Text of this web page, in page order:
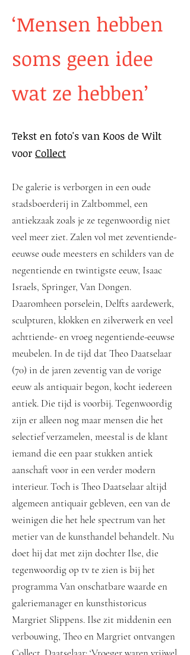
‘Mensen hebben
soms geen idee
wat ze hebben’
Tekst en foto's van Koos de Wilt
voor Collect
De galerie is verborgen in een oude
stadsboerderij in Zaltbommel, een
antiekzaak zoals je ze tegenwoordig niet
veel meer ziet. Zalen vol met zeventiende-
eeuwse oude meesters en schilders van de
negentiende en twintigste eeuw, Isaac
Israels, Springer, Van Dongen.
Daaromheen porselein, Delfts aardewerk,
sculpturen, klokken en zilverwerk en veel
achttiende- en vroeg negentiende-eeuwse
meubelen. In de tijd dat Theo Daatselaar
(70) in de jaren zeventig van de vorige
eeuw als antiquair begon, kocht iedereen
antiek. Die tijd is voorbij. Tegenwoordig
zijn er alleen nog maar mensen die het
selectief verzamelen, meestal is de klant
iemand die een paar stukken antiek
aanschaft voor in een verder modern
interieur. Toch is Theo Daatselaar altijd
algemeen antiquair gebleven, een van de
weinigen die het hele spectrum van het
metier van de kunsthandel behandelt. Nu
doet hij dat met zijn dochter Ilse, die
tegenwoordig op tv te zien is bij het
programma Van onschatbare waarde en
galeriemanager en kunsthistoricus
Margriet Slippens. Ilse zit middenin een
verbouwing, Theo en Margriet ontvangen